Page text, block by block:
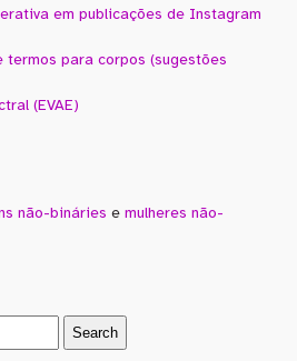
em publicações de Instagram
termos para corpos (sugestões
(EVAE)
não-bináries emulheres não-